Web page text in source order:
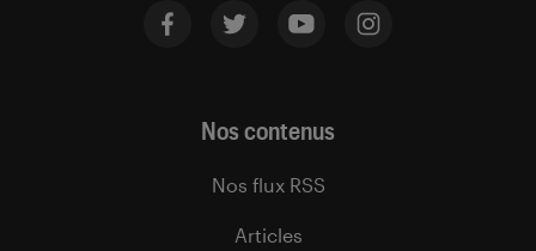
Nos contenus
Nos flux RSS
Articles